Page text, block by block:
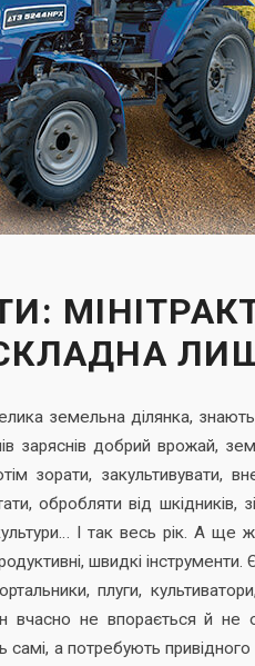
земельна ділянка,
заряснів добрий врожай,
зорати, закультивувати,
обробляти від
І так весь рік. А ще
швидкі
плуги,
не впорається й не
а потребують привідного